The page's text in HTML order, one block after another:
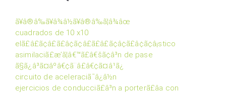
ã¥â®â‰ã¥â¾â½ã¥â®â‰ã¦â¾âœ
cuadrados de 10 x10
elã£â£ã¢â£ã£â¢ã¢â£ã£â£ã¢â¢ã£â¢ã¢â¡stico
asimilaciã£æ’ã¦â€™ã£â€šã¢â³n de pase
ã§ã¿â³ã¤âºâ€¢ã¨â£â€¢ã¤â¹ã¿
circuito de aceleraciã¯â¿â½n
ejercicios de conducciã£â³n a porterã£â­a con